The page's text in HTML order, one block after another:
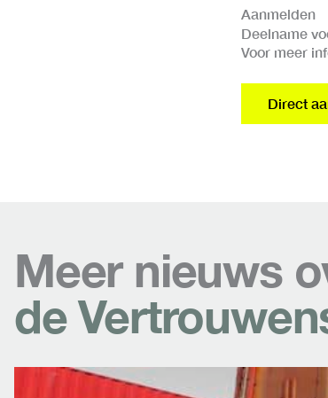
Aanmelden
Deelname
Voor meer
Direct
Meer nieuws
de